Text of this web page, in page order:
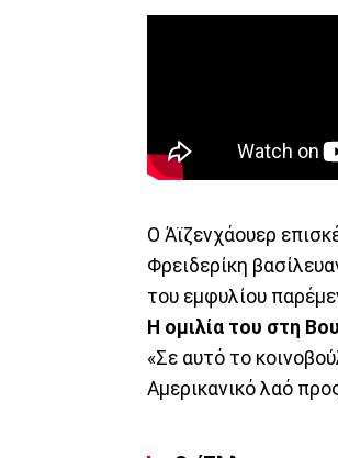
Ο Άϊζενχάουερ
Φρειδερίκη
του εμφυλίου
Η ομιλία του στη
«Σε αυτό το
Αμερικανικό λαό